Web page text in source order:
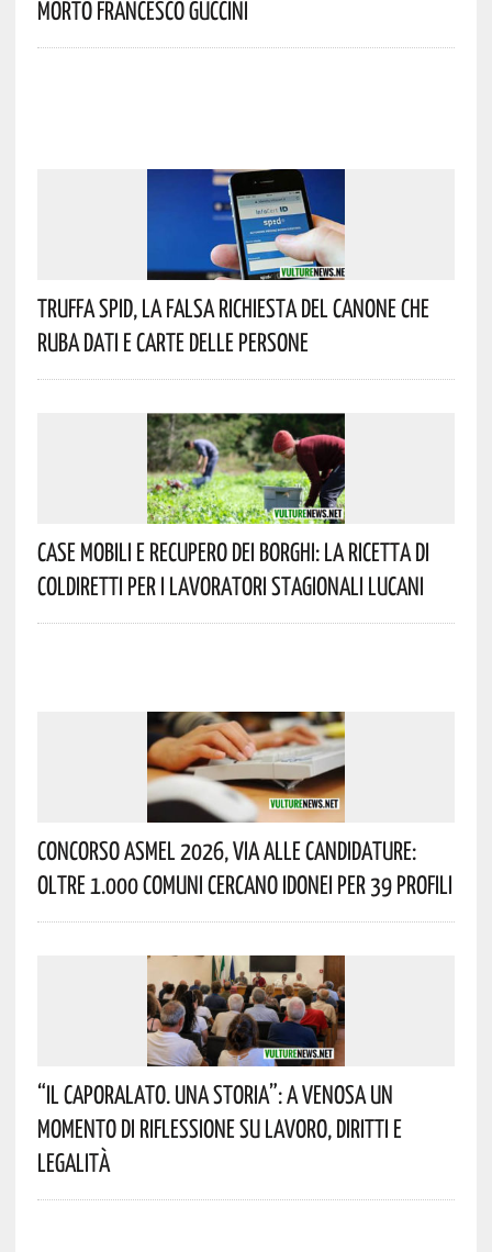
Morto Francesco Guccini
Truffa Spid, La Falsa Richiesta Del Canone Che
Ruba Dati E Carte Delle Persone
Case Mobili E Recupero Dei Borghi: La Ricetta Di
Coldiretti Per I Lavoratori Stagionali Lucani
Concorso Asmel 2026, Via Alle Candidature:
Oltre 1.000 Comuni Cercano Idonei Per 39 Profili
“Il Caporalato. Una Storia”: A Venosa Un
Momento Di Riflessione Su Lavoro, Diritti E
Legalità